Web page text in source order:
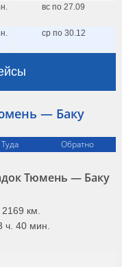
вс по 27.09
ср по 30.12
— Баку
Туда Обратно
Тюмень — Баку
км.
ч. 40 мин.